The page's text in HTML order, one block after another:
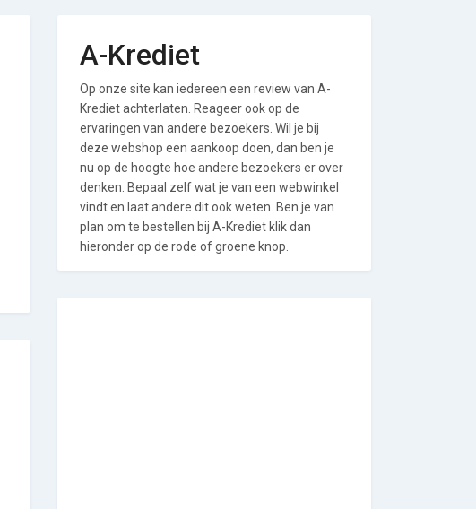
A-Krediet
Op onze site kan iedereen een review van A-
Krediet achterlaten. Reageer ook op de
ervaringen van andere bezoekers. Wil je bij
deze webshop een aankoop doen, dan ben je
nu op de hoogte hoe andere bezoekers er over
denken. Bepaal zelf wat je van een webwinkel
vindt en laat andere dit ook weten. Ben je van
plan om te bestellen bij A-Krediet klik dan
hieronder op de rode of groene knop.